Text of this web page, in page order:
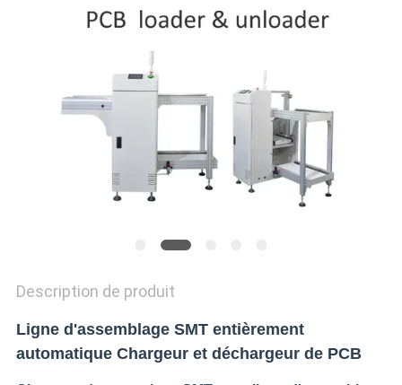
POLITIQUE
CONFIDENTIALITÉ
Description de produit
Ligne d'assemblage SMT entièrement
automatique Chargeur et déchargeur de PCB